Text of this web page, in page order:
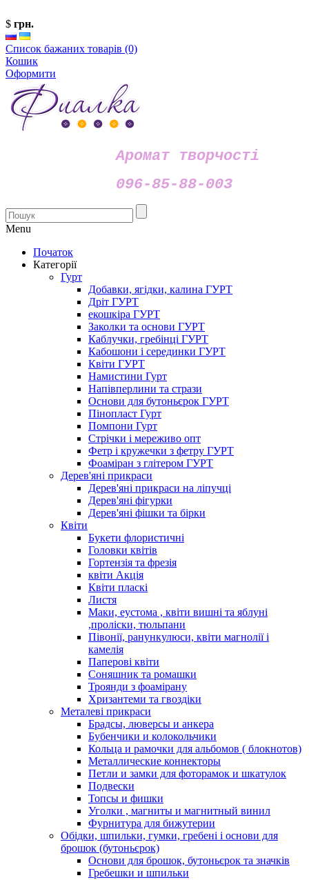
$ грн.
Список бажаних товарів (0)
Кошик
Оформити
Аромат творчості
096-85-88-003
Menu
Початок
Категорії
Гурт
Добавки, ягідки, калина ГУРТ
Дріт ГУРТ
екошкіра ГУРТ
Заколки та основи ГУРТ
Каблучки, гребінці ГУРТ
Кабошони і серединки ГУРТ
Квіти ГУРТ
Намистини Гурт
Напівперлини та стрази
Основи для бутоньєрок ГУРТ
Пінопласт Гурт
Помпони Гурт
Стрічки і мереживо опт
Фетр і кружечки з фетру ГУРТ
Фоаміран з глітером ГУРТ
Дерев'яні прикраси
Дерев'яні прикраси на ліпучці
Дерев'яні фігурки
Дерев'яні фішки та бірки
Квіти
Букети флористичні
Головки квітів
Гортензія та фрезія
квіти Акція
Квіти пласкі
Листя
Маки, еустома , квіти вишні та яблуні
,проліски, тюльпани
Півонії, ранункулюси, квіти магнолії і
камелія
Паперові квіти
Соняшник та ромашки
Троянди з фоамірану
Хризантеми та гвоздіки
Металеві прикраси
Брадсы, люверсы и анкера
Бубенчики и колокольчики
Кольца и рамочки для альбомов ( блокнотов)
Металлические коннекторы
Петли и замки для фоторамок и шкатулок
Подвески
Топсы и фишки
Уголки , магниты и магнитный винил
Фурнитура для бижутерии
Обідки, шпильки, гумки, гребені і основи для
брошок (бутоньєрок)
Основи для брошок, бутоньєрок та значків
Гребешки и шпильки